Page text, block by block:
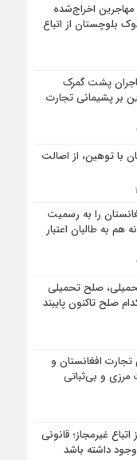
مهاجرین اخراج‌شده
بلوچستان از اتباع
پشت گمرک
بر پشیمانی تجارت
با توهین، از اصالت
را به رسمیت
به طالبان اعتبار
صلح تحمیلی
صلح تاکنون پایبند
دلاری تجارت افغانستان و
مرزی و بی‌ثباتی
درصد از اتباع غیرمجاز؛ قانونی
داشته باشد